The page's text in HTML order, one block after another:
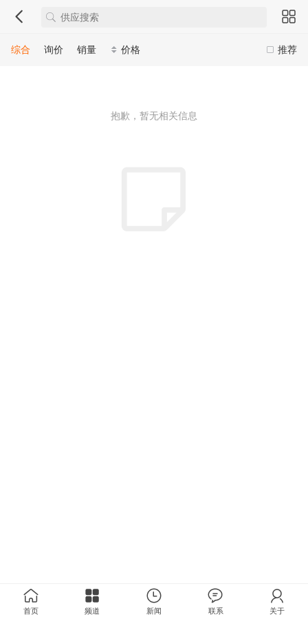
推荐
综合 询价 销量 价格
抱歉，暂无相关信息
首页 频道 新闻 联系 关于